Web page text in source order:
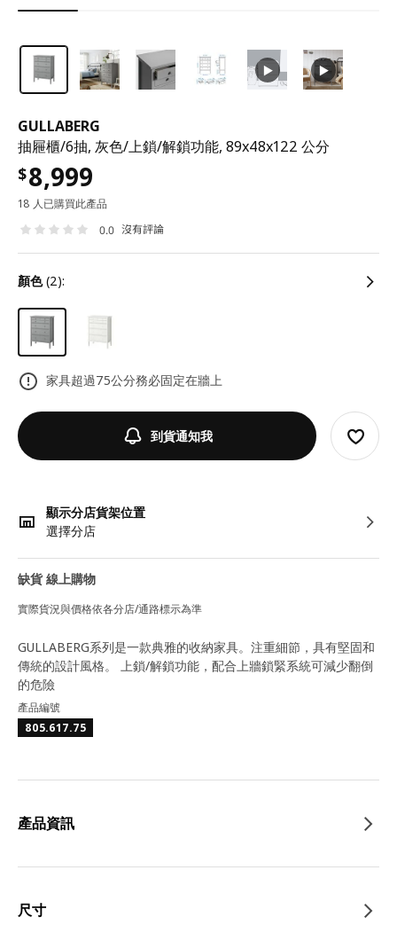
GULLABERG
抽屜櫃/6抽, 灰色/上鎖/解鎖功能, 89x48x122 公分
$8,999
18 人已購買此產品
0.0 沒有評論
顏色(2):
家具超過75公分務必固定在牆上
到貨通知我
顯示分店貨架位置
選擇分店
缺貨 線上購物
實際貨況與價格依各分店/通路標示為準
GULLABERG系列是一款典雅的收納家具。注重細節，具有堅固和
傳統的設計風格。 上鎖/解鎖功能，配合上牆鎖緊系統可減少翻倒
的危險
產品編號
805.617.75
產品資訊
尺寸